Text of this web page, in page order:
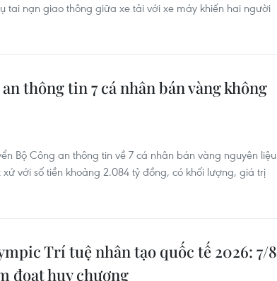
tai nạn giao thông giữa xe tải với xe máy khiến hai người
thông tin 7 cá nhân bán vàng không
Bộ Công an thông tin về 7 cá nhân bán vàng nguyên liệu
với số tiền khoảng 2.084 tỷ đồng, có khối lượng, giá trị
Trí tuệ nhân tạo quốc tế 2026: 7/8
đoạt huy chương